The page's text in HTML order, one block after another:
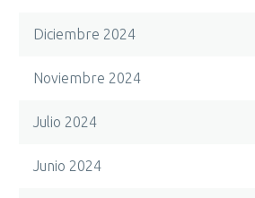
Diciembre 2024
Noviembre 2024
Julio 2024
Junio 2024